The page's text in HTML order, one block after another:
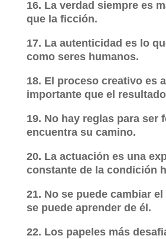
16. La verdad siempre es
que la ficción.
17. La autenticidad es lo
como seres humanos.
18. El proceso creativo es
importante que el
19. No hay reglas para ser
encuentra su camino.
20. La actuación es una
constante de la condición
21. No se puede cambiar
se puede aprender de él.
22. Los papeles más